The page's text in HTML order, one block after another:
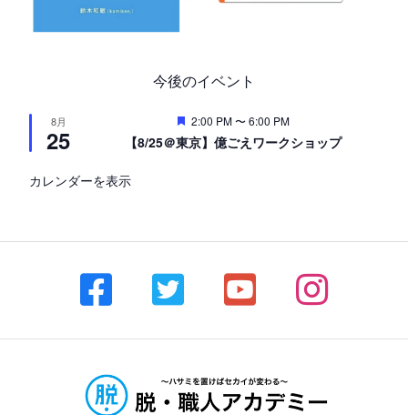
今後のイベント
8月
25
注
目
2:00 PM〜6:00 PM
【8/25＠東京】億ごえワークショップ
カレンダーを表示